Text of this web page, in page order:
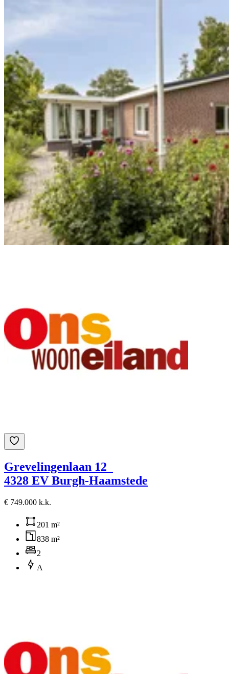
Grevelingenlaan 12
4328 EV Burgh-Haamstede
€ 749.000 k.k.
201 m²
838 m²
2
A